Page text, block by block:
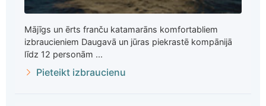
Mājīgs un ērts franču katamarāns komfortabliem
izbraucieniem Daugavā un jūras piekrastē kompānijā
līdz 12 personām ...
Pieteikt izbraucienu